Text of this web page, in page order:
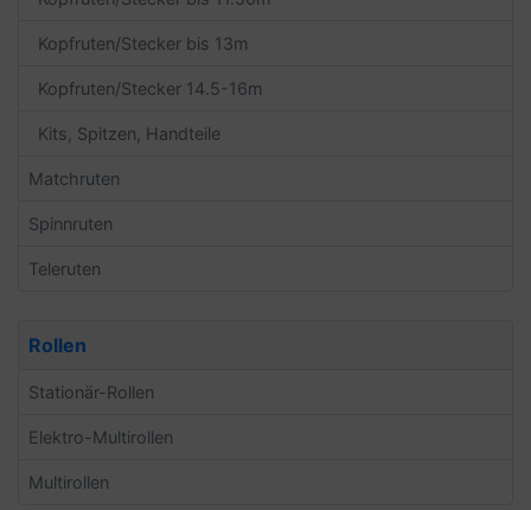
Kopfruten/Stecker bis 13m
Kopfruten/Stecker 14.5-16m
Kits, Spitzen, Handteile
Matchruten
Spinnruten
Teleruten
Rollen
Stationär-Rollen
Elektro-Multirollen
Multirollen